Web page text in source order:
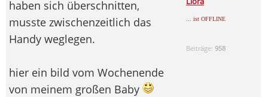
... ist OFFLINE
Beiträge:958
haben sich überschnitten,
musste zwischenzeitlich das
Handy weglegen.
hier ein bild vom Wochenende
von meinem großen Baby